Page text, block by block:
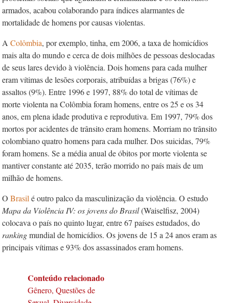
armados, acabou colaborando para índices alarmantes de
mortalidade de homens por causas violentas.
A Colômbia, por exemplo, tinha, em 2006, a taxa de homicídios
mais alta do mundo e cerca de dois milhões de pessoas deslocadas
de seus lares devido à violência. Dois homens para cada mulher
eram vítimas de lesões corporais, atribuídas a brigas (76%) e
assaltos (9%). Entre 1996 e 1997, 88% do total de vítimas de
morte violenta na Colômbia foram homens, entre os 25 e os 34
anos, em plena idade produtiva e reprodutiva. Em 1997, 79% dos
mortos por acidentes de trânsito eram homens. Morriam no trânsito
colombiano quatro homens para cada mulher. Dos suicidas, 79%
foram homens. Se a média anual de óbitos por morte violenta se
mantiver constante até 2035, terão morrido no país mais de um
milhão de homens.
O Brasil é outro palco da masculinização da violência. O estudo
Mapa da Violência IV: os jovens do Brasil(Waiselfisz, 2004)
colocava o país no quinto lugar, entre 67 países estudados, do
rankingmundial de homicídios. Os jovens de 15 a 24 anos eram as
principais vítimas e 93% dos assassinados eram homens.
Conteúdo relacionado
Gênero, Questões de